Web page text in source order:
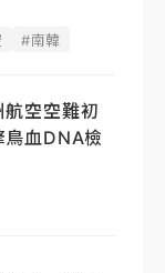
#南韓
空空難初
血DNA檢